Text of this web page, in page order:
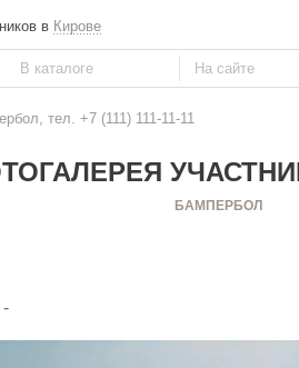
в Кирове
тел. +7 (111) 111-11-11
БАМПЕРБОЛ
-